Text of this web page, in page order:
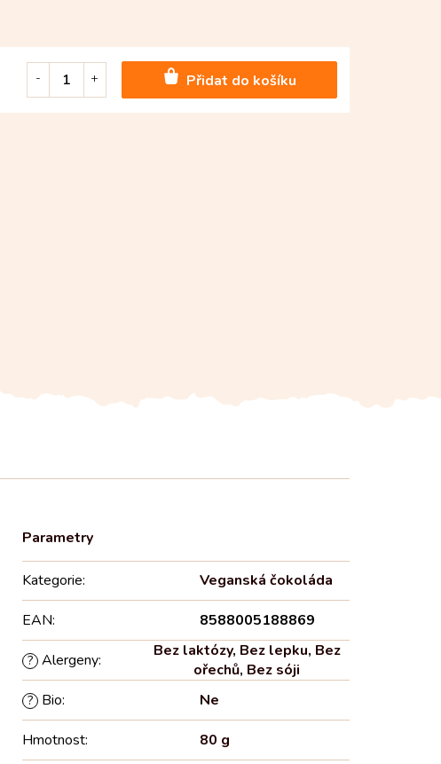
Přidat do košíku
Kategorie: Veganská čokoláda
EAN: 8588005188869
? Alergeny: Bez laktózy, Bez lepku, Bez
ořechů, Bez sóji
? Bio: Ne
Hmotnost: 80 g